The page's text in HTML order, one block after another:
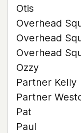
Otis
Overhead
Overhead
Overhead
Ozzy
Partner Kelly
Partner
Pat
Paul